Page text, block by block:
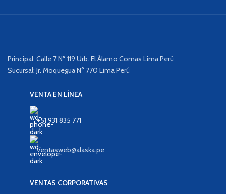
Principal: Calle 7 N° 119 Urb. El Álamo Comas Lima Perú
Sucursal: Jr. Moquegua N° 770 Lima Perú
VENTA EN LÍNEA
+51 931 835 771
ventasweb@alaska.pe
VENTAS CORPORATIVAS